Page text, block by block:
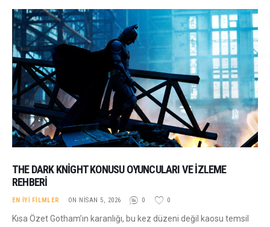
THE DARK KNIGHT KONUSU OYUNCULARI VE İZLEME
REHBERI
EN İYI FILMLER ON NISAN 5, 2026 0 0
Kısa Özet Gotham’ın karanlığı, bu kez düzeni değil kaosu temsil